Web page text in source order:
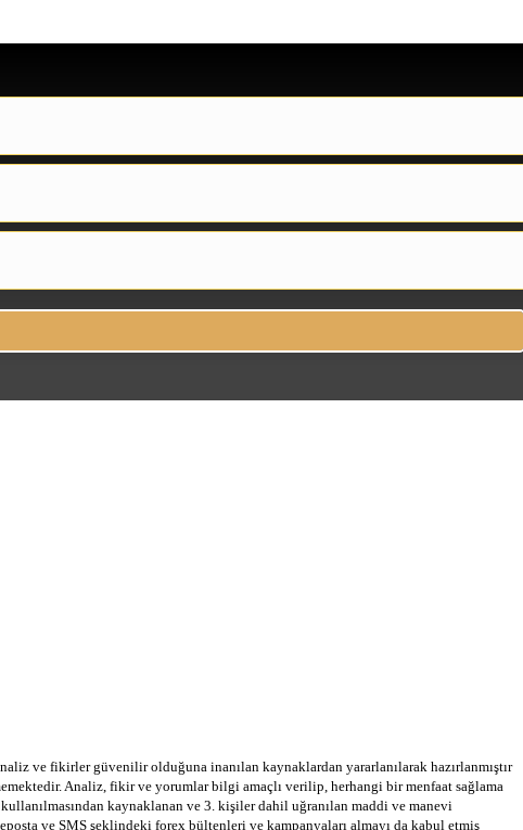
ve fikirler güvenilir olduğuna inanılan kaynaklardan yararlanılarak hazırlanmıştır
Analiz, fikir ve yorumlar bilgi amaçlı verilip, herhangi bir menfaat sağlama
kaynaklanan ve 3. kişiler dahil uğranılan maddi ve manevi
ve SMS şeklindeki forex bültenleri ve kampanyaları almayı da kabul etmiş